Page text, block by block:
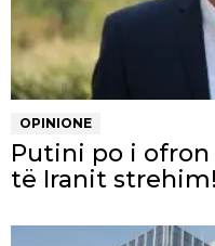
OPINIONE
Putini po i ofron
të Iranit strehim!